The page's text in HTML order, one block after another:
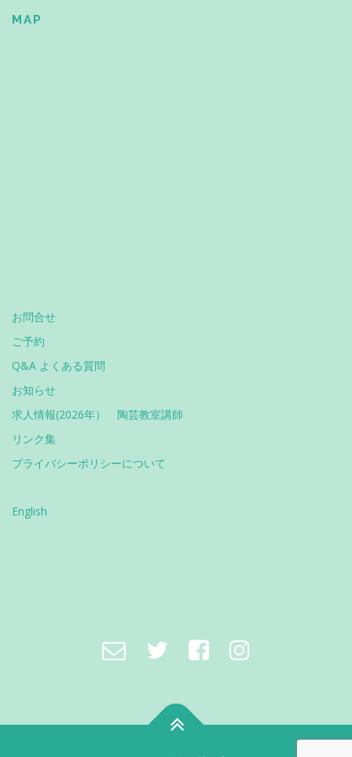
MAP
お問合せ
ご予約
Q&A よくある質問
お知らせ
求人情報(2026年） 陶芸教室講師
リンク集
プライバシーポリシーについて
English